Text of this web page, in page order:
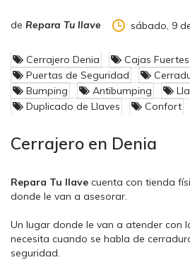
de Repara Tu llave sábado, 9
Cerrajero Denia
Cajas Fuertes
Puertas de Seguridad
Bumping
Antibumping
Duplicado de Llaves
Confort
Cerrajero en Denia
Repara Tu llave cuenta con tienda
donde le van a asesorar.
Un lugar donde le van a atender con
necesita cuando se habla de
seguridad.